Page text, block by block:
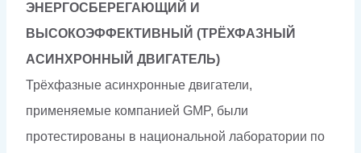
ЭНЕРГОСБЕРЕГАЮЩИЙ И
ВЫСОКОЭФФЕКТИВНЫЙ (ТРЁХФАЗНЫЙ
АСИНХРОННЫЙ ДВИГАТЕЛЬ)
Трёхфазные асинхронные двигатели,
применяемые компанией GMP, были
протестированы в национальной лаборатории по